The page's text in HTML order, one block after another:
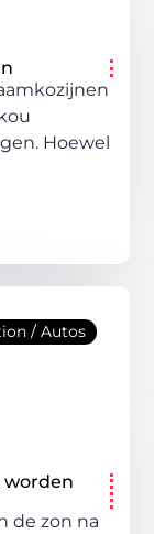
Hoewel
/ Autos
worden
de zon na